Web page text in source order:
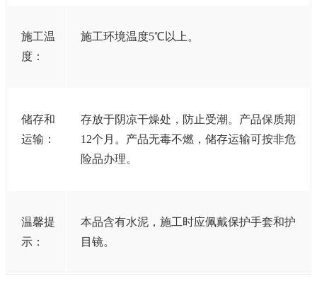
施工温
度：
施工环境温度5℃以上。
储存和
运输：
存放于阴凉干燥处，防止受潮。产品保质期
12个月。产品无毒不燃，储存运输可按非危
险品办理。
温馨提
示：
本品含有水泥，施工时应佩戴保护手套和护
目镜。